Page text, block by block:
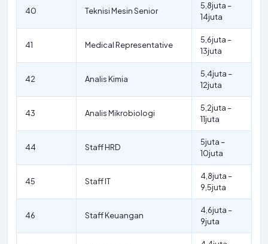
40 Teknisi Mesin Senior
5,8juta –
14juta
41 Medical Representative
5,6juta –
13juta
42 Analis Kimia
5,4juta –
12juta
43 Analis Mikrobiologi
5,2juta –
11juta
44 Staff HRD
5juta –
10juta
45 Staff IT
4,8juta –
9,5juta
46 Staff Keuangan
4,6juta –
9juta